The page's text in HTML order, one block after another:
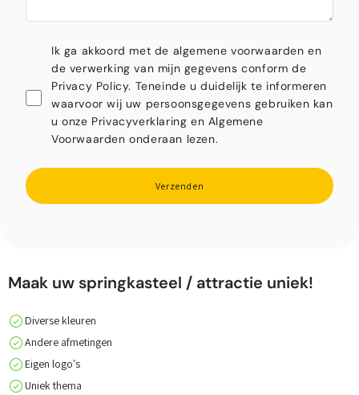
Ik ga akkoord met de algemene voorwaarden en
de verwerking van mijn gegevens conform de
Privacy Policy. Teneinde u duidelijk te informeren
waarvoor wij uw persoonsgegevens gebruiken kan
u onze Privacyverklaring en Algemene
Voorwaarden onderaan lezen.
Verzenden
Maak uw springkasteel / attractie uniek!
Diverse kleuren
Andere afmetingen
Eigen logo's
Uniek thema